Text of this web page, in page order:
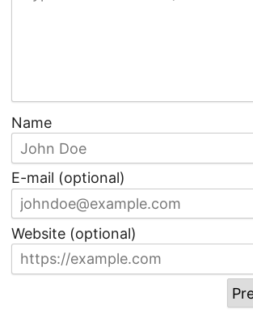
Name
E-mail (optional)
Website (optional)